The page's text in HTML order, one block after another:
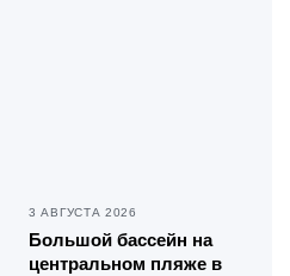
3 АВГУСТА 2026
Большой бассейн на
центральном пляже в